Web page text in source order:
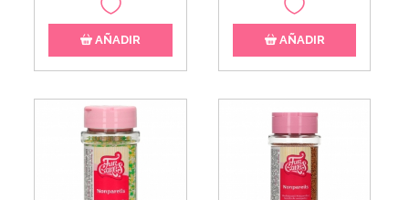
AÑADIR AÑADIR